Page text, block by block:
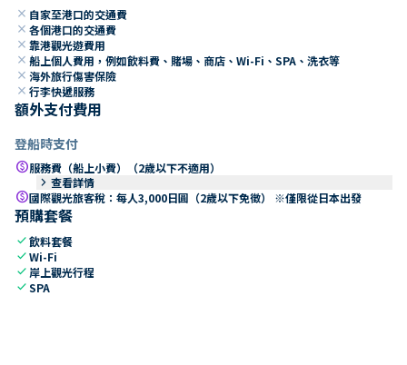
close 自家至港口的交通費
close 各個港口的交通費
close 靠港觀光遊費用
close 船上個人費用，例如飲料費、賭場、商店、Wi-Fi、SPA、洗衣等
close 海外旅行傷害保險
close 行李快遞服務
額外支付費用
登船時支付
paid服務費（船上小費）（2歲以下不適用）
keyboard_arrow_right 查看詳情
paid國際觀光旅客稅：每人3,000日圓（2歲以下免徵） ※僅限從日本出發
預購套餐
check飲料套餐
checkWi-Fi
check 岸上觀光行程
checkSPA